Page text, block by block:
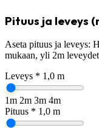
Pituus ja leveys
Aseta pituus ja leveys:
mukaan, yli 2m
Leveys * 1,0 m
1m 2m 3m 4m
Pituus * 1,0 m